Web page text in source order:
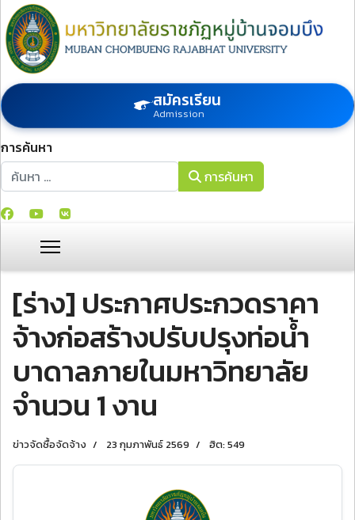
สมัครเรียน
Admission
การค้นหา
การค้นหา
การค้นหา
[ร่าง] ประกาศประกวดราคา
จ้างก่อสร้างปรับปรุงท่อน้ำ
บาดาลภายในมหาวิทยาลัย
จํานวน 1 งาน
ข่าวจัดซื้อจัดจ้าง 23 กุมภาพันธ์ 2569 ฮิต: 549